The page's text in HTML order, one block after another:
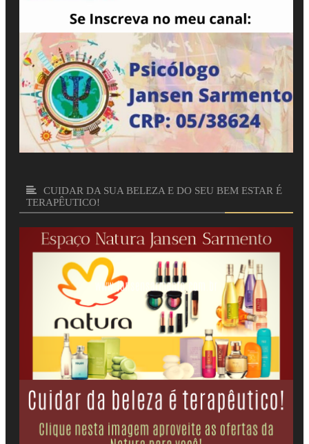
CUIDAR DA SUA BELEZA E DO SEU BEM ESTAR É
TERAPÊUTICO!